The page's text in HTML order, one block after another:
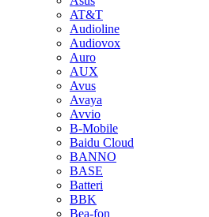
AT&T
Audioline
Audiovox
Auro
AUX
Avus
Avaya
Avvio
B-Mobile
Baidu Cloud
BANNO
BASE
Batteri
BBK
Bea-fon